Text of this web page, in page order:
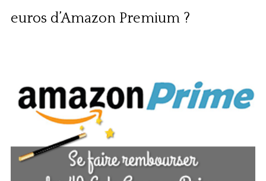
euros d’Amazon Premium ?